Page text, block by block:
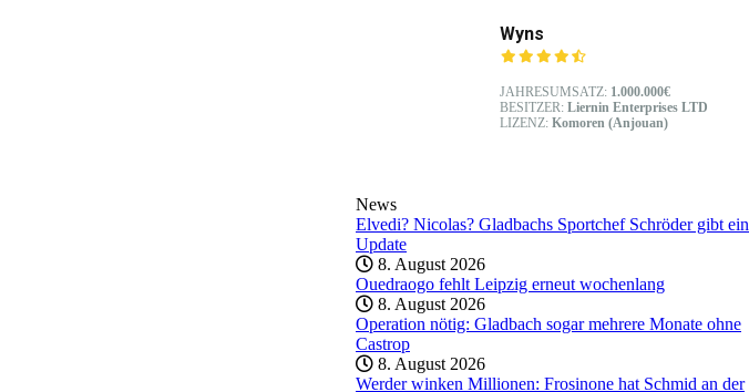
Wyns
JAHRESUMSATZ: 1.000.000€
BESITZER: Liernin Enterprises LTD
LIZENZ: Komoren (Anjouan)
News
Elvedi? Nicolas? Gladbachs Sportchef Schröder gibt ein
Update
8. August 2026
Ouedraogo fehlt Leipzig erneut wochenlang
8. August 2026
Operation nötig: Gladbach sogar mehrere Monate ohne
Castrop
8. August 2026
Werder winken Millionen: Frosinone hat Schmid an der